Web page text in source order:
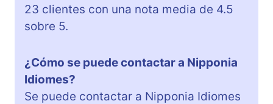
23 clientes con una nota media de 4.5
sobre 5.
¿Cómo se puede contactar a Nipponia
Idiomes?
Se puede contactar a Nipponia Idiomes